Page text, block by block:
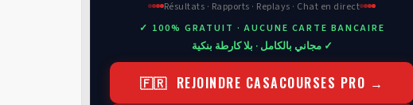
Résultats · Rapports · Replays · Chat en direct
✓ 100% GRATUIT · AUCUNE CARTE BANCAIRE
✓ مجاني بالكامل · بلا كارطة بنكية
🇫🇷 REJOINDRE CASACOURSES PRO →